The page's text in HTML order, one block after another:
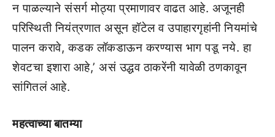
न पाळल्याने संसर्ग मोठ्या प्रमाणावर वाढत आहे. अजूनही
परिस्थिती नियंत्रणात असून हॉटेल व उपाहारगृहांनी नियमांचे
पालन करावे, कडक लॉकडाऊन करण्यास भाग पडू नये. हा
शेवटचा इशारा आहे,’ असं उद्धव ठाकरेंनी यावेळी ठणकावून
सांगितलं आहे.
महत्वाच्या बातम्या